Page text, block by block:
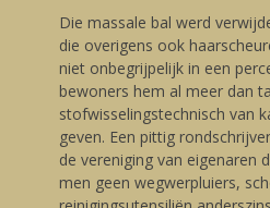
Die massale bal werd
die overigens ook
niet onbegrijpelijk in een
bewoners hem al meer dan
stofwisselingstechnisch van
geven. Een pittig
de vereniging van eigenaren
men geen wegwerpluiers,